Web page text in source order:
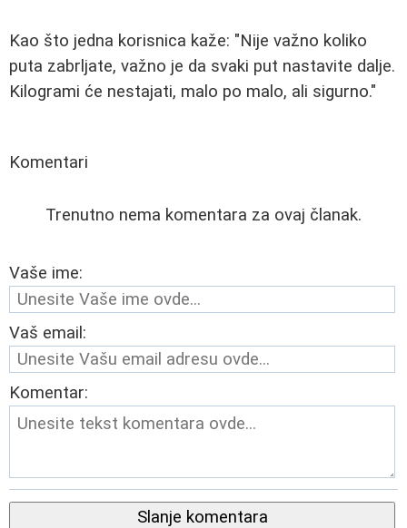
Kao što jedna korisnica kaže: "Nije važno koliko
puta zabrljate, važno je da svaki put nastavite dalje.
Kilogrami će nestajati, malo po malo, ali sigurno."
Komentari
Trenutno nema komentara za ovaj članak.
Vaše ime:
Vaš email:
Komentar:
Slanje komentara